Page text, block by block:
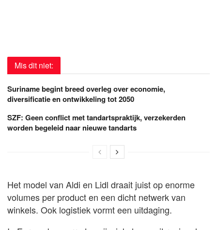
Mis dit niet:
Suriname begint breed overleg over economie,
diversificatie en ontwikkeling tot 2050
SZF: Geen conflict met tandartspraktijk, verzekerden
worden begeleid naar nieuwe tandarts
Het model van Aldi en Lidl draait juist op enorme
volumes per product en een dicht netwerk van
winkels. Ook logistiek vormt een uitdaging.